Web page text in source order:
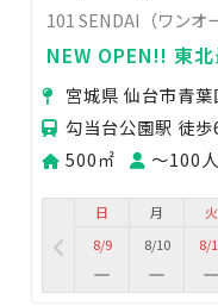
101 SENDAI（ワンオ
NEW OPEN!! 東
宮城県 仙台市青
勾当台公園駅 徒歩
500㎡
〜100人
日
8/9
月
8/10
火
8/